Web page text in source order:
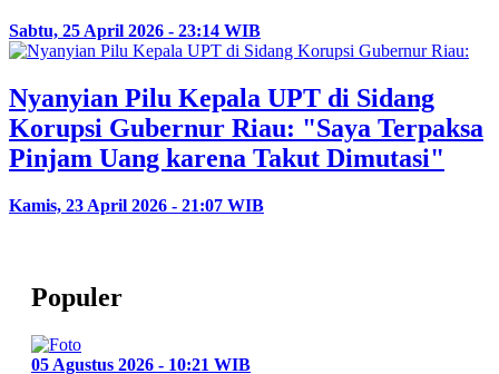
Sabtu, 25 April 2026 - 23:14 WIB
Nyanyian Pilu Kepala UPT di Sidang
Korupsi Gubernur Riau: "Saya Terpaksa
Pinjam Uang karena Takut Dimutasi"
Kamis, 23 April 2026 - 21:07 WIB
Populer
05 Agustus 2026 - 10:21 WIB